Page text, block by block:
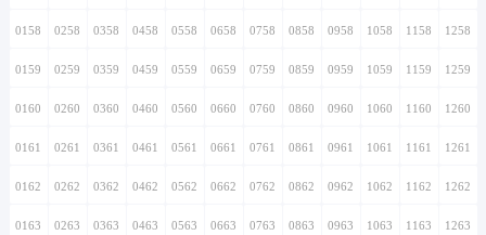
0158 0258 0358 0458 0558 0658 0758 0858 0958 1058 1158 1258
0159 0259 0359 0459 0559 0659 0759 0859 0959 1059 1159 1259
0160 0260 0360 0460 0560 0660 0760 0860 0960 1060 1160 1260
0161 0261 0361 0461 0561 0661 0761 0861 0961 1061 1161 1261
0162 0262 0362 0462 0562 0662 0762 0862 0962 1062 1162 1262
0163 0263 0363 0463 0563 0663 0763 0863 0963 1063 1163 1263